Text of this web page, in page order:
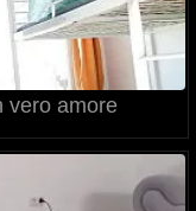
vero amore